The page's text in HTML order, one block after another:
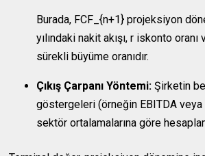
Burada, FCF_{n+1} projeksiyon
yılındaki nakit akışı,r iskonto oranı
sürekli büyüme oranıdır.
Çıkış Çarpanı Yöntemi: Şirketin
göstergeleri (örneğin EBITDA veya
sektör ortalamalarına göre